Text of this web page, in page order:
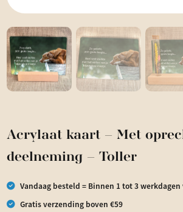
Acrylaat kaart – Met
deelneming – Toller
Vandaag besteld = Binnen 1 tot 3 werkdagen
Gratis verzending boven €59